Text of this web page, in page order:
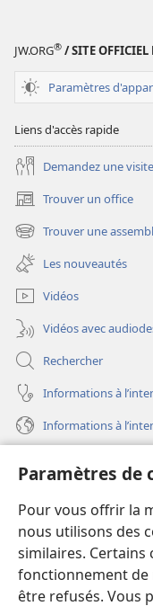
Paramètres
Pour vous offrir la
nous utilisons des
similaires. Certains
fonctionnement
être refusés. Vous
JW.ORG® / SITE OFFICIEL
Paramètres
Liens d'accès rapide
Demandez une visite
Trouver un office
(ouvre
une
nouvelle
fenêtre)
Trouver une
(ouvre
une
nouvelle
fenêtre)
Les nouveautés
Vidéos
Vidéos avec
Rechercher
Informations à
Informations à
(ouvre
une
nouvelle
fenêtre)
Bibliothèque en
(ouvre
une
nouvelleJW Hub®
(ouvre